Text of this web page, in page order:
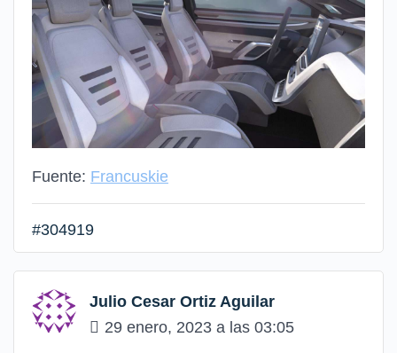
Fuente: Francuskie
#304919
Julio Cesar Ortiz Aguilar
29 enero, 2023 a las 03:05